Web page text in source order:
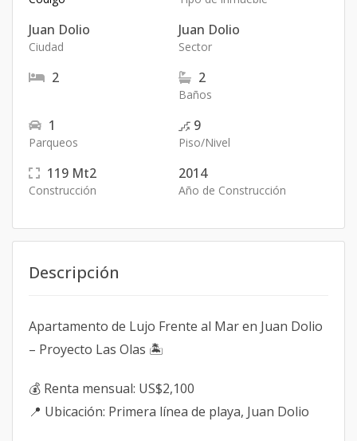
Juan Dolio
Ciudad
Juan Dolio
Sector
2 2
Baños
1
Parqueos
9
Piso/Nivel
119 Mt2
Construcción
2014
Año de Construcción
Descripción
Apartamento de Lujo Frente al Mar en Juan Dolio
– Proyecto Las Olas 🏝️
💰 Renta mensual: US$2,100
📍 Ubicación: Primera línea de playa, Juan Dolio